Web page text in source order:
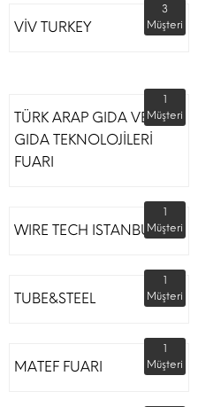
VİV TURKEY
3
Müşteri
TÜRK ARAP GIDA VE
GIDA TEKNOLOJİLERİ
FUARI
1
Müşteri
WIRE TECH ISTANBUL
1
Müşteri
TUBE&STEEL
1
Müşteri
MATEF FUARI
1
Müşteri